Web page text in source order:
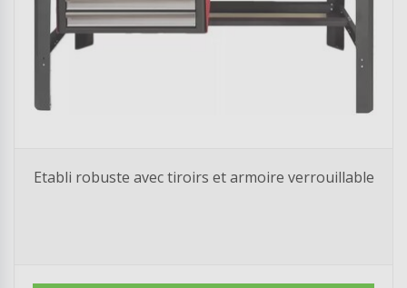
Etabli robuste avec tiroirs et armoire verrouillable